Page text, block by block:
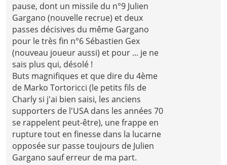
pause, dont un missile du n°9 Julien
Gargano (nouvelle recrue) et deux
passes décisives du même Gargano
pour le très fin n°6 Sébastien Gex
(nouveau joueur aussi) et pour ... je ne
sais plus qui, désolé !
Buts magnifiques et que dire du 4ème
de Marko Tortoricci (le petits fils de
Charly si j'ai bien saisi, les anciens
supporters de l'USA dans les années 70
se rappelent peut-être), une frappe en
rupture tout en finesse dans la lucarne
opposée sur passe toujours de Julien
Gargano sauf erreur de ma part.